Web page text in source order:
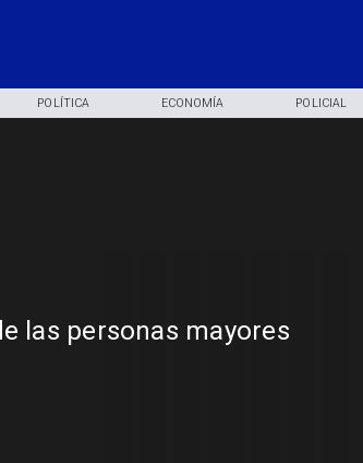
POLÍTICA ECONOMÍA POLICIAL
las personas mayores